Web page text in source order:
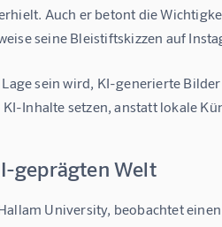
Auch er betont die
seine Bleistiftskizzen auf
sein wird, KI-generierte
Inhalte setzen, anstatt lokale
geprägten Welt
University, beobachtet